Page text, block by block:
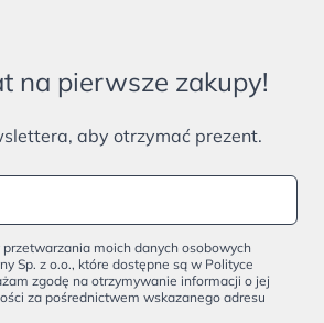
na pierwsze zakupy!
aby otrzymać prezent.
przetwarzania moich danych osobowych
Sp. z o.o., które dostępne są w Polityce
zgodę na otrzymywanie informacji o jej
za pośrednictwem wskazanego adresu